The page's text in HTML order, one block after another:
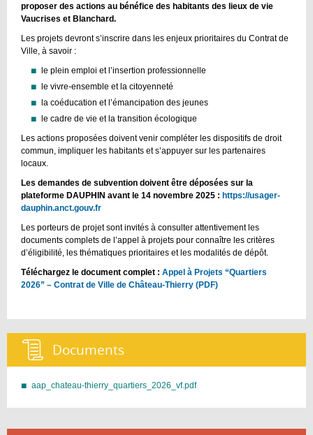
proposer des actions au bénéfice des habitants des lieux de vie
Vaucrises et Blanchard.
Les projets devront s’inscrire dans les enjeux prioritaires du Contrat de
Ville, à savoir :
le plein emploi et l’insertion professionnelle
le vivre-ensemble et la citoyenneté
la coéducation et l’émancipation des jeunes
le cadre de vie et la transition écologique
Les actions proposées doivent venir compléter les dispositifs de droit
commun, impliquer les habitants et s’appuyer sur les partenaires
locaux.
Les demandes de subvention doivent être déposées sur la
plateforme DAUPHIN avant le 14 novembre 2025 : https://usager-
dauphin.anct.gouv.fr
Les porteurs de projet sont invités à consulter attentivement les
documents complets de l’appel à projets pour connaître les critères
d’éligibilité, les thématiques prioritaires et les modalités de dépôt.
Téléchargez le document complet : Appel à Projets “Quartiers
2026” – Contrat de Ville de Château-Thierry (PDF)
Documents :
aap_chateau-thierry_quartiers_2026_vf.pdf